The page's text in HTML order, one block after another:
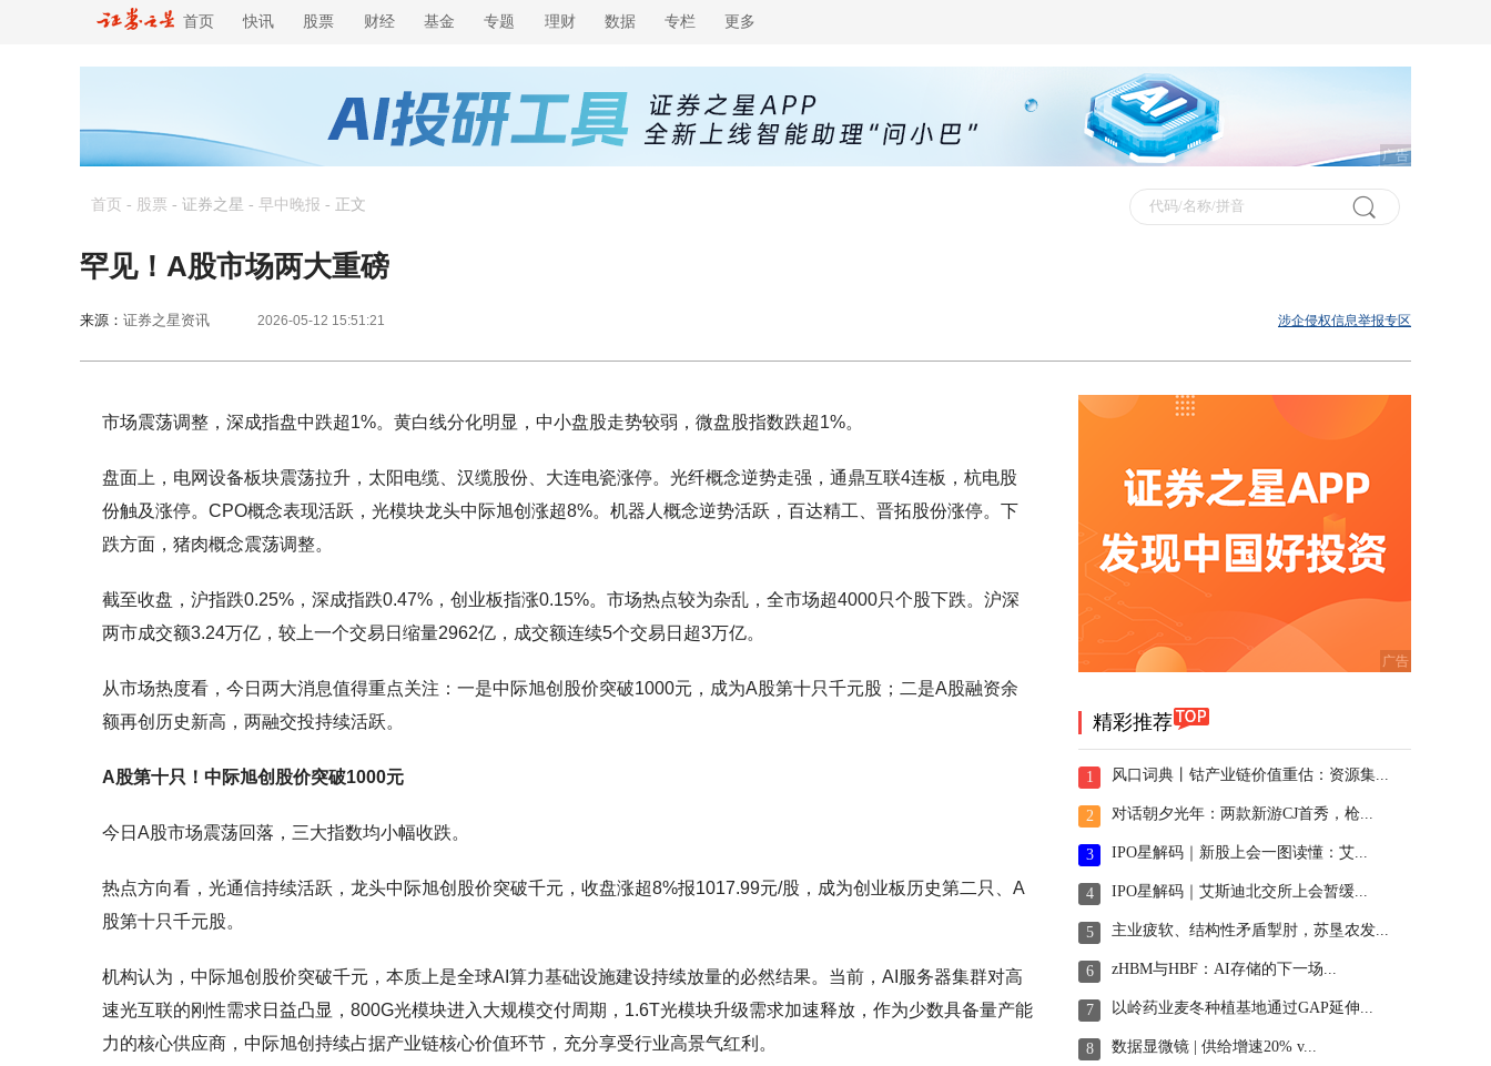
首页 快讯 股票 财经 基金 专题 理财 数据 专栏 更多
广告
首页 - 股票 - 证券之星 - 早中晚报 - 正文
罕见！A股市场两大重磅
来源： 证券之星资讯 2026-05-12 15:51:21 涉企侵权信息举报专区
市场震荡调整，深成指盘中跌超1%。黄白线分化明显，中小盘股走势较弱，微盘股指数跌超1%。
盘面上，电网设备板块震荡拉升，太阳电缆、汉缆股份、大连电瓷涨停。光纤概念逆势走强，通鼎互联4连板，杭电股
份触及涨停。CPO概念表现活跃，光模块龙头中际旭创涨超8%。机器人概念逆势活跃，百达精工、晋拓股份涨停。下
跌方面，猪肉概念震荡调整。
截至收盘，沪指跌0.25%，深成指跌0.47%，创业板指涨0.15%。市场热点较为杂乱，全市场超4000只个股下跌。沪深
两市成交额3.24万亿，较上一个交易日缩量2962亿，成交额连续5个交易日超3万亿。
从市场热度看，今日两大消息值得重点关注：一是中际旭创股价突破1000元，成为A股第十只千元股；二是A股融资余
额再创历史新高，两融交投持续活跃。
A股第十只！中际旭创股价突破1000元
今日A股市场震荡回落，三大指数均小幅收跌。
热点方向看，光通信持续活跃，龙头中际旭创股价突破千元，收盘涨超8%报1017.99元/股，成为创业板历史第二只、A
股第十只千元股。
机构认为，中际旭创股价突破千元，本质上是全球AI算力基础设施建设持续放量的必然结果。当前，AI服务器集群对高
速光互联的刚性需求日益凸显，800G光模块进入大规模交付周期，1.6T光模块升级需求加速释放，作为少数具备量产能
力的核心供应商，中际旭创持续占据产业链核心价值环节，充分享受行业高景气红利。
精彩推荐
1 风口词典丨钴产业链价值重估：资源集...
2 对话朝夕光年：两款新游CJ首秀，枪...
3 IPO星解码｜新股上会一图读懂：艾...
4 IPO星解码｜艾斯迪北交所上会暂缓...
5 主业疲软、结构性矛盾掣肘，苏垦农发...
6 zHBM与HBF：AI存储的下一场...
7 以岭药业麦冬种植基地通过GAP延伸...
8 数据显微镜 | 供给增速20% v...